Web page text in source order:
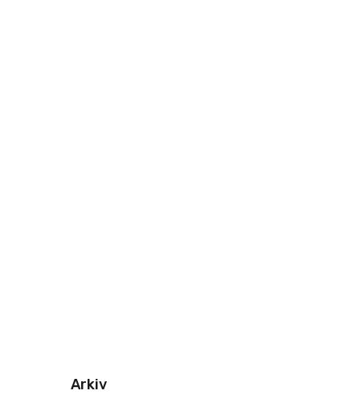
Arkiv